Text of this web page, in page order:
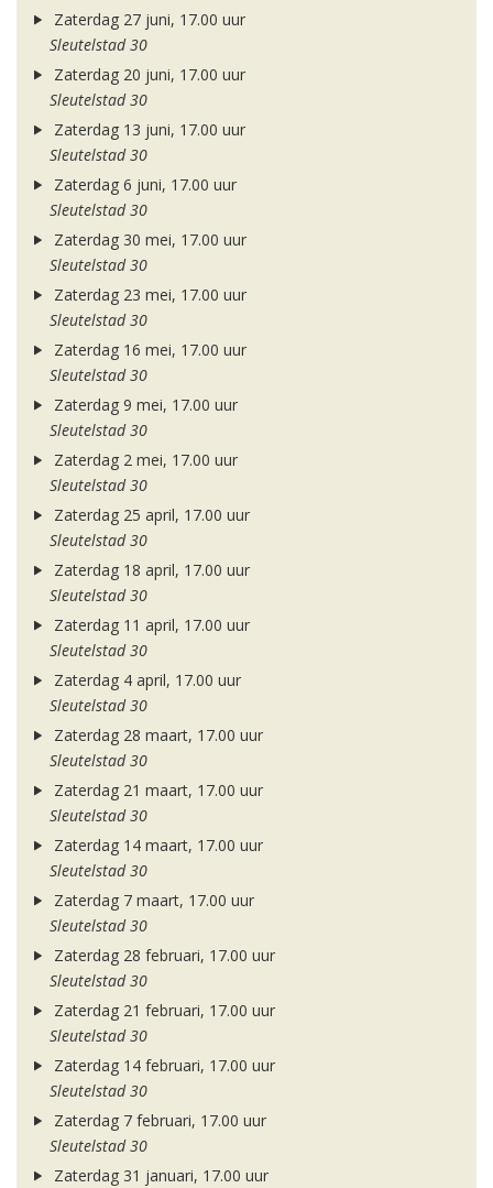
Zaterdag 27 juni, 17.00 uur
Sleutelstad 30
Zaterdag 20 juni, 17.00 uur
Sleutelstad 30
Zaterdag 13 juni, 17.00 uur
Sleutelstad 30
Zaterdag 6 juni, 17.00 uur
Sleutelstad 30
Zaterdag 30 mei, 17.00 uur
Sleutelstad 30
Zaterdag 23 mei, 17.00 uur
Sleutelstad 30
Zaterdag 16 mei, 17.00 uur
Sleutelstad 30
Zaterdag 9 mei, 17.00 uur
Sleutelstad 30
Zaterdag 2 mei, 17.00 uur
Sleutelstad 30
Zaterdag 25 april, 17.00 uur
Sleutelstad 30
Zaterdag 18 april, 17.00 uur
Sleutelstad 30
Zaterdag 11 april, 17.00 uur
Sleutelstad 30
Zaterdag 4 april, 17.00 uur
Sleutelstad 30
Zaterdag 28 maart, 17.00 uur
Sleutelstad 30
Zaterdag 21 maart, 17.00 uur
Sleutelstad 30
Zaterdag 14 maart, 17.00 uur
Sleutelstad 30
Zaterdag 7 maart, 17.00 uur
Sleutelstad 30
Zaterdag 28 februari, 17.00 uur
Sleutelstad 30
Zaterdag 21 februari, 17.00 uur
Sleutelstad 30
Zaterdag 14 februari, 17.00 uur
Sleutelstad 30
Zaterdag 7 februari, 17.00 uur
Sleutelstad 30
Zaterdag 31 januari, 17.00 uur